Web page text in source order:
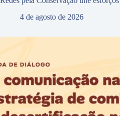
4 de agosto de 2026